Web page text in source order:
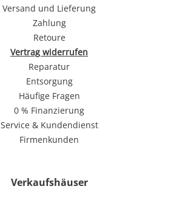
Versand und Lieferung
Zahlung
Retoure
Vertrag widerrufen
Reparatur
Entsorgung
Häufige Fragen
0 % Finanzierung
Service & Kundendienst
Firmenkunden
Verkaufshäuser